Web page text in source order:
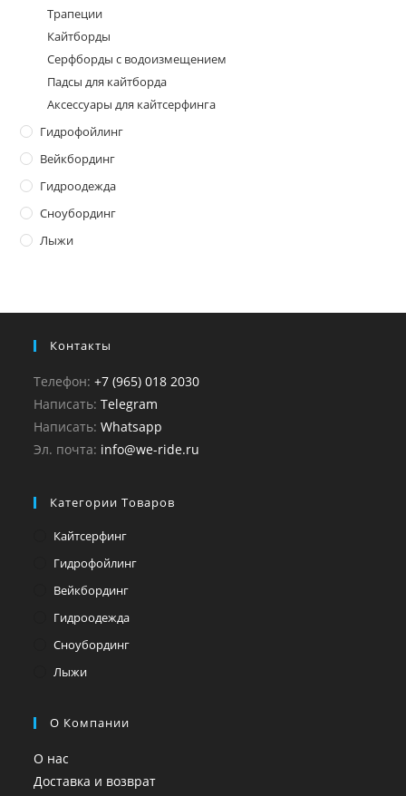
Трапеции
Кайтборды
Серфборды с водоизмещением
Падсы для кайтборда
Аксессуары для кайтсерфинга
Гидрофойлинг
Вейкбординг
Гидроодежда
Сноубординг
Лыжи
Контакты
Телефон:+7 (965) 018 2030
Написать:Telegram
Написать:Whatsapp
Эл. почта: info@we-ride.ru
Категории Товаров
Кайтсерфинг
Гидрофойлинг
Вейкбординг
Гидроодежда
Сноубординг
Лыжи
О Компании
О нас
Доставка и возврат